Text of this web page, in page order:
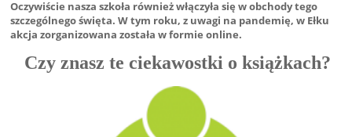
Oczywiście nasza szkoła również włączyła się w obchody tego
szczególnego święta. W tym roku, z uwagi na pandemię, w Ełku
akcja zorganizowana została w formie online.
Czy znasz te ciekawostki o książkach?